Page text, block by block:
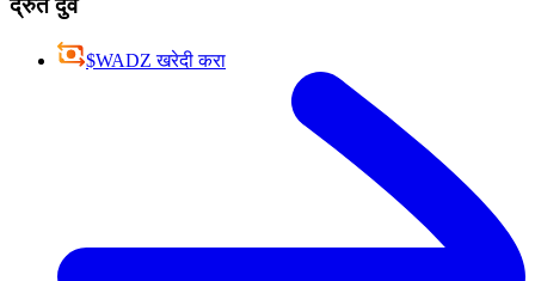
द्रुत दुवे
$WADZ खरेदी करा